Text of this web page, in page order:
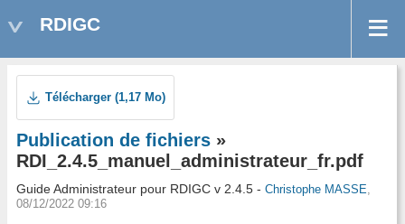
RDIGC
Télécharger (1,17 Mo)
Publication de fichiers »
RDI_2.4.5_manuel_administrateur_fr.pdf
Guide Administrateur pour RDIGC v 2.4.5 - Christophe MASSE,
08/12/2022 09:16